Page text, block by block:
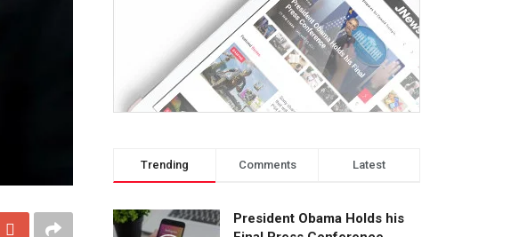
Trending Comments Latest
President Obama Holds his